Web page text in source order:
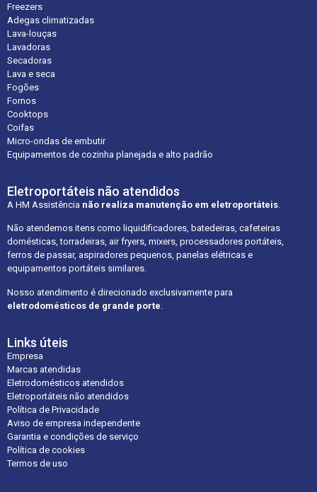
Freezers
Adegas climatizadas
Lava-louças
Lavadoras
Secadoras
Lava e seca
Fogões
Fornos
Cooktops
Coifas
Micro-ondas de embutir
Equipamentos de cozinha planejada e alto padrão
Eletroportáteis não atendidos
A HM Assistência não realiza manutenção em eletroportáteis
Não atendemos itens como liquidificadores, batedeiras, cafeteiras
domésticas, torradeiras, air fryers, mixers, processadores portáteis,
ferros de passar, aspiradores pequenos, panelas elétricas e
equipamentos portáteis similares.
Nosso atendimento é direcionado exclusivamente para
eletrodomésticos de grande porte
Links úteis
Empresa
Marcas atendidas
Eletrodomésticos atendidos
Eletroportáteis não atendidos
Política de Privacidade
Aviso de empresa independente
Garantia e condições de serviço
Política de cookies
Termos de uso